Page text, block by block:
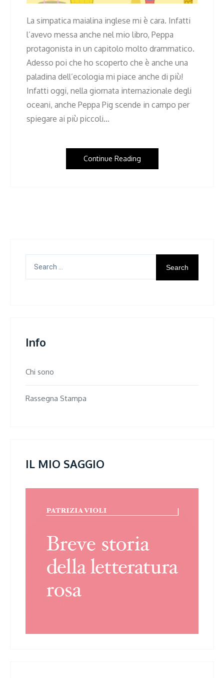
La simpatica maialina inglese mi è cara. Infatti
l’avevo messa anche nel mio libro, Peppa
protagonista in un capitolo molto drammatico.
Adesso poi che ho scoperto che è anche una
paladina dell’ecologia mi piace anche di più!
Infatti oggi, nella giornata internazionale degli
oceani, anche Peppa Pig scende in campo per
spiegare ai più piccoli…
Continue Reading
for:
Info
Chi sono
Rassegna Stampa
IL MIO SAGGIO